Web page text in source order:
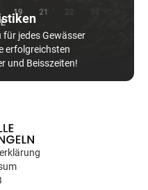
für jedes Gewässer
erfolgreichsten
und Beisszeiten!